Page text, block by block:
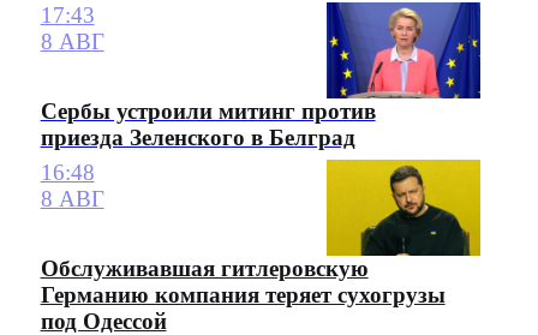
17:43
8 АВГ
Сербы устроили митинг против
приезда Зеленского в Белград
16:48
8 АВГ
Обслуживавшая гитлеровскую
Германию компания теряет сухогрузы
под Одессой